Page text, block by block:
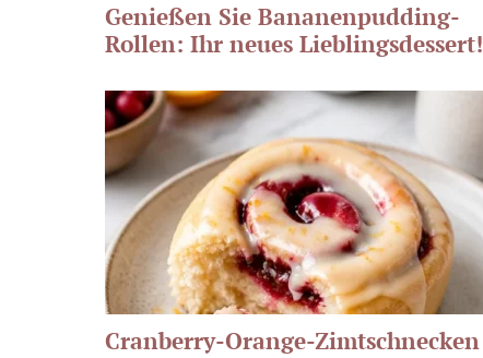
Genießen Sie Bananenpudding-
Rollen: Ihr neues Lieblingsdessert!
Cranberry-Orange-Zimtschnecken